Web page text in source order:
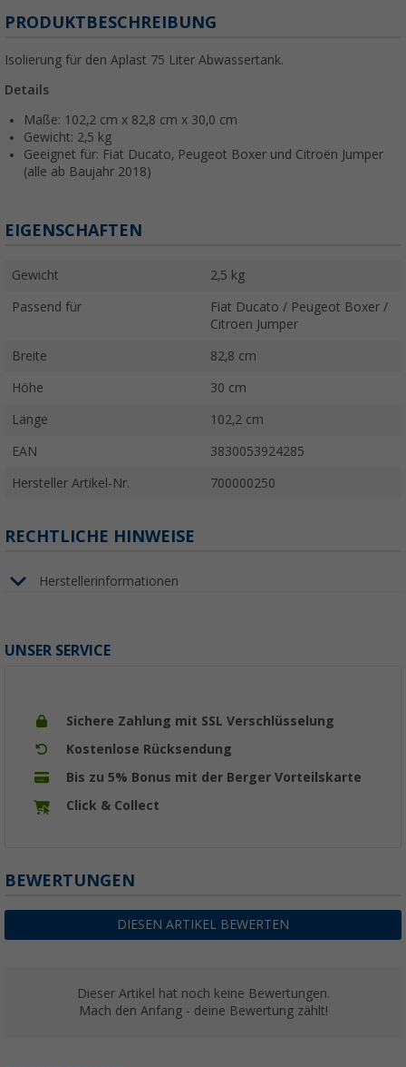
PRODUKTBESCHREIBUNG
Isolierung für den Aplast 75 Liter Abwassertank.
Details
Maße: 102,2 cm x 82,8 cm x 30,0 cm
Gewicht: 2,5 kg
Geeignet für: Fiat Ducato, Peugeot Boxer und Citroën Jumper
(alle ab Baujahr 2018)
EIGENSCHAFTEN
Gewicht 2,5 kg
Passend für
Fiat Ducato / Peugeot Boxer /
Citroen Jumper
Breite 82,8 cm
Höhe 30 cm
Länge 102,2 cm
EAN 3830053924285
Hersteller Artikel-Nr. 700000250
RECHTLICHE HINWEISE
Herstellerinformationen
UNSER SERVICE
Sichere Zahlung mit SSL Verschlüsselung
Kostenlose Rücksendung
Bis zu 5% Bonus mit der Berger Vorteilskarte
Click & Collect
BEWERTUNGEN
DIESEN ARTIKEL BEWERTEN
Dieser Artikel hat noch keine Bewertungen.
Mach den Anfang - deine Bewertung zählt!